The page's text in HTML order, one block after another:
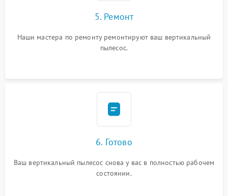
5. Ремонт
Наши мастера по ремонту ремонтируют ваш вертикальный
пылесос.
6. Готово
Ваш вертикальный пылесос снова у вас в полностью рабочем
состоянии.